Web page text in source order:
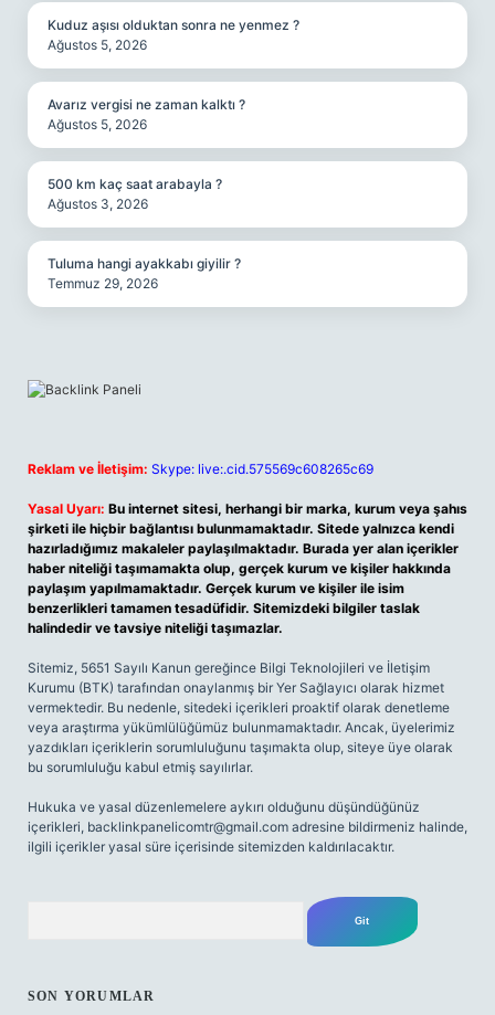
Kuduz aşısı olduktan sonra ne yenmez ?
Ağustos 5, 2026
Avarız vergisi ne zaman kalktı ?
Ağustos 5, 2026
500 km kaç saat arabayla ?
Ağustos 3, 2026
Tuluma hangi ayakkabı giyilir ?
Temmuz 29, 2026
Reklam ve İletişim: Skype: live:.cid.575569c608265c69
Yasal Uyarı: Bu internet sitesi, herhangi bir marka, kurum veya şahıs
şirketi ile hiçbir bağlantısı bulunmamaktadır. Sitede yalnızca kendi
hazırladığımız makaleler paylaşılmaktadır. Burada yer alan içerikler
haber niteliği taşımamakta olup, gerçek kurum ve kişiler hakkında
paylaşım yapılmamaktadır. Gerçek kurum ve kişiler ile isim
benzerlikleri tamamen tesadüfidir. Sitemizdeki bilgiler taslak
halindedir ve tavsiye niteliği taşımazlar.
Sitemiz, 5651 Sayılı Kanun gereğince Bilgi Teknolojileri ve İletişim
Kurumu (BTK) tarafından onaylanmış bir Yer Sağlayıcı olarak hizmet
vermektedir. Bu nedenle, sitedeki içerikleri proaktif olarak denetleme
veya araştırma yükümlülüğümüz bulunmamaktadır. Ancak, üyelerimiz
yazdıkları içeriklerin sorumluluğunu taşımakta olup, siteye üye olarak
bu sorumluluğu kabul etmiş sayılırlar.
Hukuka ve yasal düzenlemelere aykırı olduğunu düşündüğünüz
içerikleri, backlinkpanelicomtr@gmail.com adresine bildirmeniz halinde,
ilgili içerikler yasal süre içerisinde sitemizden kaldırılacaktır.
SON YORUMLAR